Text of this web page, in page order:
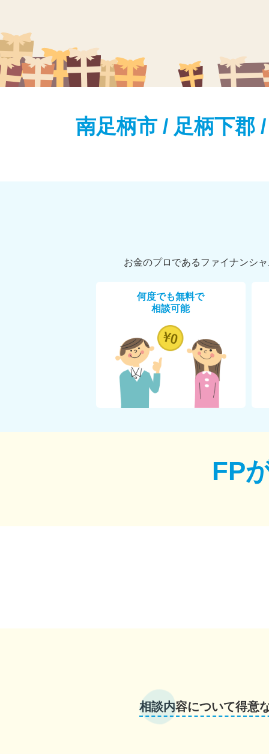
南足柄市 / 足柄下郡
お金のプロであるファイナンシ
何度でも無料で
相談可能
FP
相談内容について得意